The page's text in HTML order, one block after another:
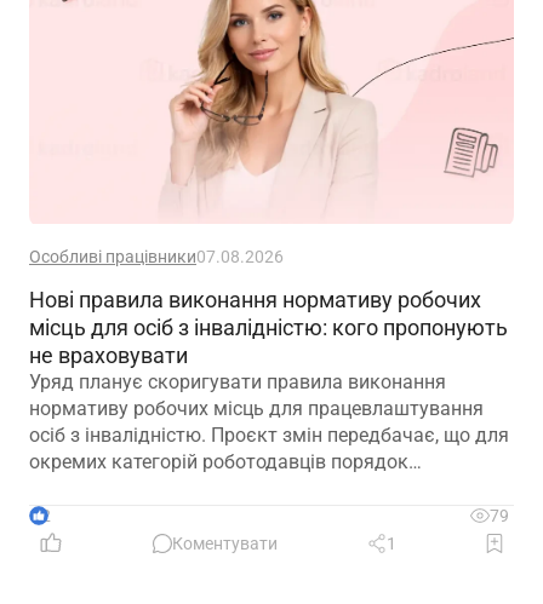
Особливі працівники07.08.2026
Нові правила виконання нормативу робочих
місць для осіб з інвалідністю: кого пропонують
не враховувати
Уряд планує скоригувати правила виконання
нормативу робочих місць для працевлаштування
осіб з інвалідністю. Проєкт змін передбачає, що для
окремих категорій роботодавців порядок
врахувати специфіку їхньої діяльності та усунути
практичні труднощі із виконанням законодавчих
2
79
Коментувати
1